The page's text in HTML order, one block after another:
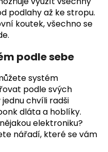
podlahy až ke stropu.
koutek, všechno se
podle sebe
systém
podle svých
chvíli radši
dláta a hoblíky.
elektroniku?
nářadí, které se vám